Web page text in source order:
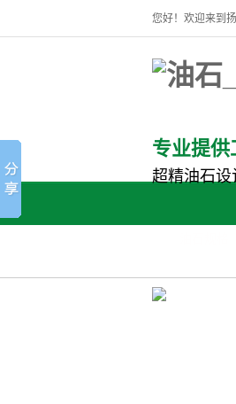
您好！欢迎来到
专业提供
超精油石